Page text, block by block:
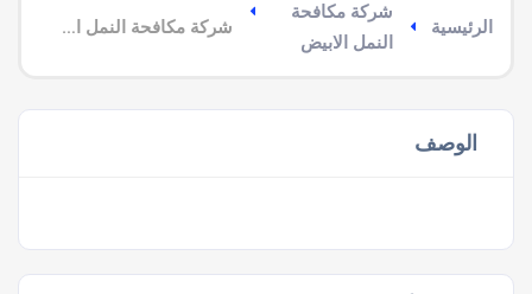
الرئيسية
شركة مكافحة
النمل الابيض
شركة مكافحة النمل الابيض غرب عرعر
الوصف